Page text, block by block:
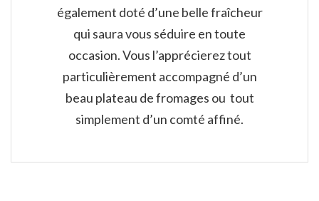
également doté d’une belle fraîcheur
qui saura vous séduire en toute
occasion. Vous l’apprécierez tout
particulièrement accompagné d’un
beau plateau de fromages ou tout
simplement d’un comté affiné.